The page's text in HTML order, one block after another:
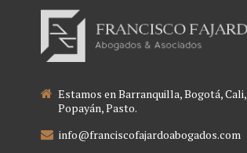
Estamos en Barranquilla, Bogotá, Cali,
Popayán, Pasto.
info@franciscofajardoabogados.com